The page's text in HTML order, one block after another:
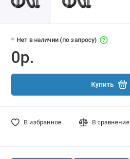
Нет в наличии (по запросу)
0р.
Купить
В избранное В сравнение